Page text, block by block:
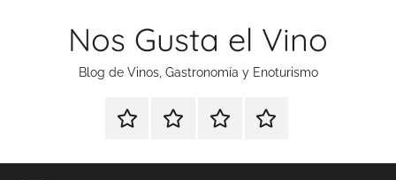
Nos Gusta el Vino
Blog de Vinos, Gastronomía y Enoturismo
Especial
Tonics
Enoturismo
Gastronomía
RankingContacto